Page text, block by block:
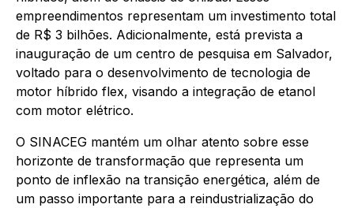
empreendimentos representam um investimento total
de R$ 3 bilhões. Adicionalmente, está prevista a
inauguração de um centro de pesquisa em Salvador,
voltado para o desenvolvimento de tecnologia de
motor híbrido flex, visando a integração de etanol
com motor elétrico.
O SINACEG mantém um olhar atento sobre esse
horizonte de transformação que representa um
ponto de inflexão na transição energética, além de
um passo importante para a reindustrialização do